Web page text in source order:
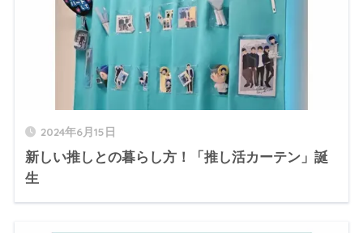
2024年6月15日
新しい推しとの暮らし方！「推し活カーテン」誕
生